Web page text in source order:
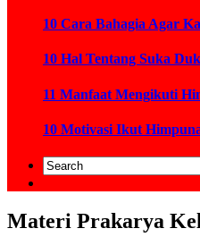
10 Cara Bahagia Agar
10 Hal Tentang Suka
11 Manfaat Mengikuti
10 Motivasi Ikut
Materi Prakarya